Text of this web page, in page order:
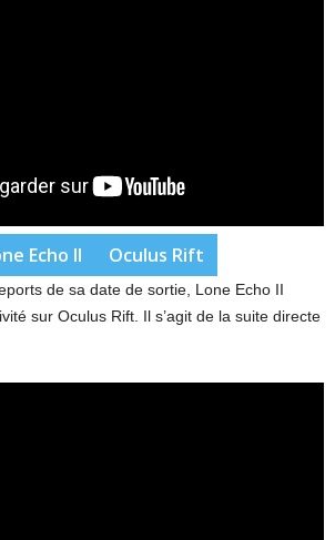
Echo II Oculus Rift
de sa date de sortie, Lone Echo II
sur Oculus Rift. Il s’agit de la suite directe